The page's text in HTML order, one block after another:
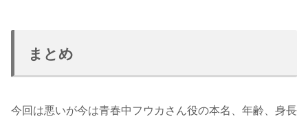
まとめ
今回は悪いが今は青春中フウカさん役の本名、年齢、身長